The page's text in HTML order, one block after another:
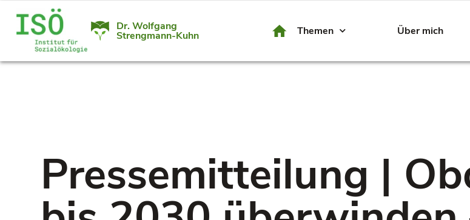
Dr. Wolfgang
Strengmann-Kuhn Themen Über mich
Pressemitteilung |